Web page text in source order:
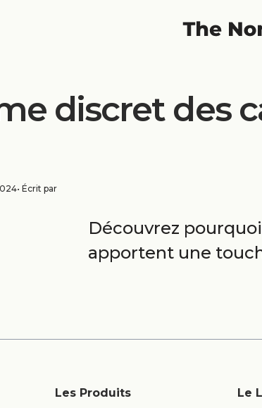
discret des
• Écrit par
Découvrez
apportent une
Les Produits Le